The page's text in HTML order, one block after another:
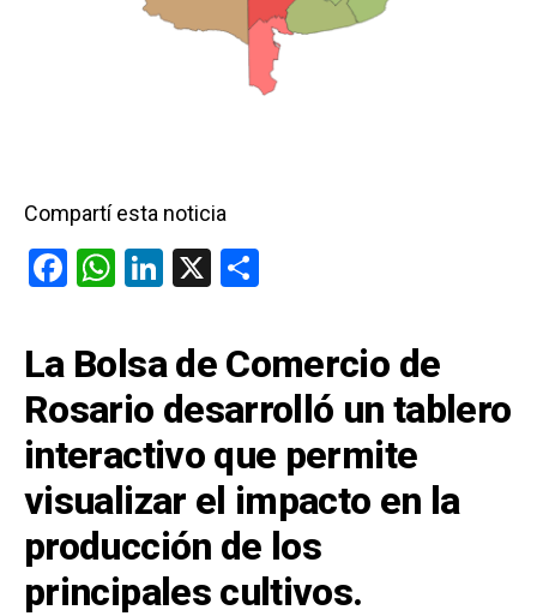
Compartí esta noticia
F
ce
b
o
o
k
W
at
s
A
p
p
Li
ke
dI
n
X
m
p
ar
tir
La Bolsa de Comercio de
Rosario desarrolló un tablero
interactivo que permite
visualizar el impacto en la
producción de los
principales cultivos.